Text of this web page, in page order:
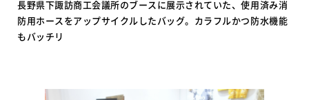
長野県下諏訪商工会議所のブースに展示されていた、使用済み消
防用ホースをアップサイクルしたバッグ。カラフルかつ防水機能
もバッチリ